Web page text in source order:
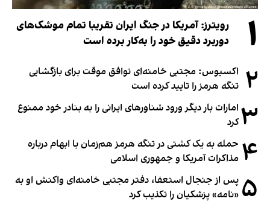
۱
رویترز: آمریکا در جنگ ایران تقریبا تمام موشک‌های
دوربرد دقیق خود را به‌کار برده است
۲ اکسیوس: مجتبی خامنه‌ای توافق موقت برای بازگشایی
تنگه هرمز را تایید کرده است
۳ امارات بار دیگر ورود شناورهای ایرانی را به بنادر خود ممنوع
کرد
۴ حمله به یک کشتی در تنگه هرمز هم‌زمان با ابهام درباره
مذاکرات آمریکا و جمهوری اسلامی
۵ پس از جنجال استعفا، دفتر مجتبی خامنه‌ای واکنش او به
«نامه» پزشکیان را تکذیب کرد